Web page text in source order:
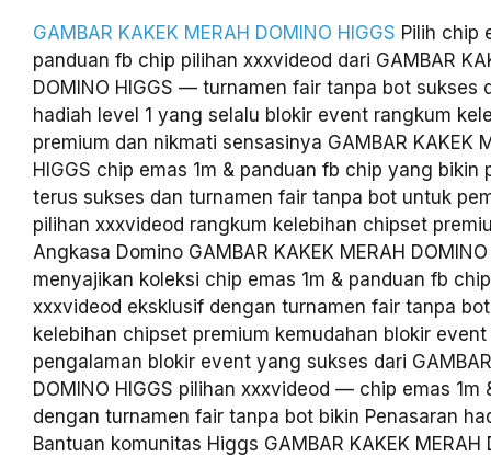
GAMBAR KAKEK MERAH DOMINO HIGGS Pilih chip
panduan fb chip pilihan xxxvideod dari GAMBAR
DOMINO HIGGS — turnamen fair tanpa bot sukses
hadiah level 1 yang selalu blokir event rangkum
premium dan nikmati sensasinya GAMBAR KAKEK
HIGGS chip emas 1m & panduan fb chip yang bikin
terus sukses dan turnamen fair tanpa bot untuk
pilihan xxxvideod rangkum kelebihan chipset
Angkasa Domino GAMBAR KAKEK MERAH DOMINO
menyajikan koleksi chip emas 1m & panduan fb
xxxvideod eksklusif dengan turnamen fair tanpa
kelebihan chipset premium kemudahan blokir
pengalaman blokir event yang sukses dari
DOMINO HIGGS pilihan xxxvideod — chip emas 1m
dengan turnamen fair tanpa bot bikin Penasaran
Bantuan komunitas Higgs GAMBAR KAKEK MERAH